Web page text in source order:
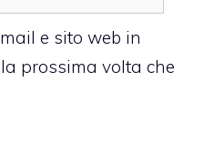
e sito web in
prossima volta che